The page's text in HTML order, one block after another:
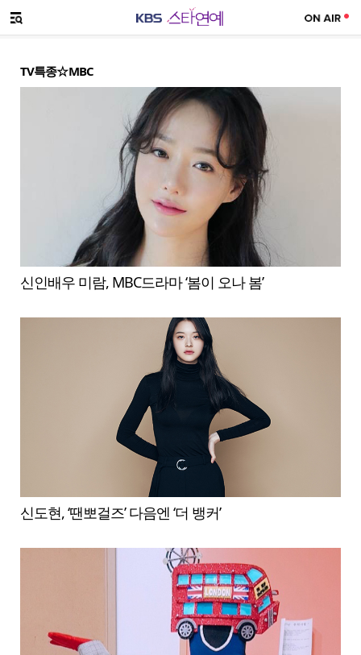
메뉴 열기
TV특종☆MBC
신인배우 미람, MBC드라마 ‘봄이 오나 봄’
신도현, ‘땐뽀걸즈’ 다음엔 ‘더 뱅커’